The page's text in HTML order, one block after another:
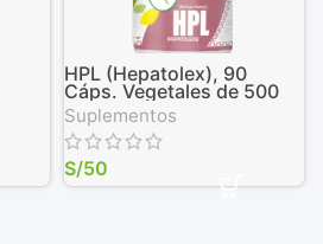
HPL (Hepatolex), 90
Cáps. Vegetales de 500
mg
Suplementos
S/50